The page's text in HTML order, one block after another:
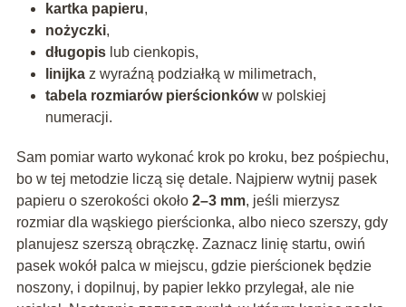
kartka papieru,
nożyczki,
długopislub cienkopis,
linijkaz wyraźną podziałką w milimetrach,
tabela rozmiarów pierścionkóww polskiej
numeracji.
Sam pomiar warto wykonać krok po kroku, bez pośpiechu,
bo w tej metodzie liczą się detale. Najpierw wytnij pasek
papieru o szerokości około 2–3 mm, jeśli mierzysz
rozmiar dla wąskiego pierścionka, albo nieco szerszy, gdy
planujesz szerszą obrączkę. Zaznacz linię startu, owiń
pasek wokół palca w miejscu, gdzie pierścionek będzie
noszony, i dopilnuj, by papier lekko przylegał, ale nie